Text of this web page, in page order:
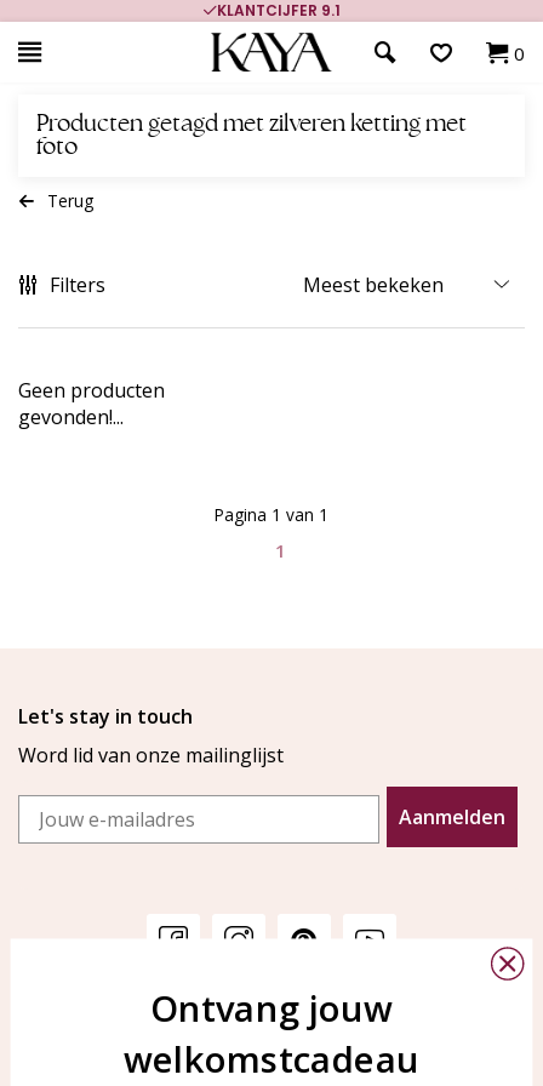
KLANTCIJFER 9.1
0
Producten getagd met zilveren ketting met
foto
Terug
Filters
Geen producten
gevonden!...
1
Pagina 1 van 1
Let's stay in touch
Word lid van onze mailinglijst
Email
Aanmelden
Veelgestelde vragen
KAYA Sieraden
Bellen of WhatsApp Ma-Vr
tussen 09:00-17:00
Ontvang jouw
welkomstcadeau